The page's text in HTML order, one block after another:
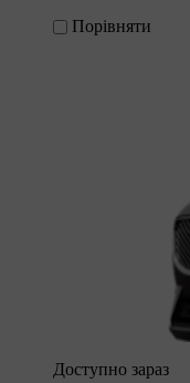
Порівняти
Доступно зараз